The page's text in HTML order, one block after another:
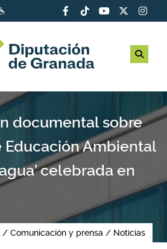
documental sobre
Educación Ambiental
celebrada en
Comunicación y prensa Noticias